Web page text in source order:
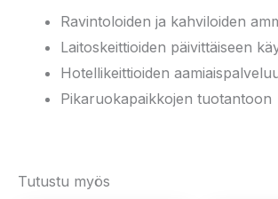
Ravintoloiden ja kahviloiden
Laitoskeittioiden päivittäiseen
Hotellikeittioiden
Pikaruokapaikkojen tuotantoon
Tutustu myös